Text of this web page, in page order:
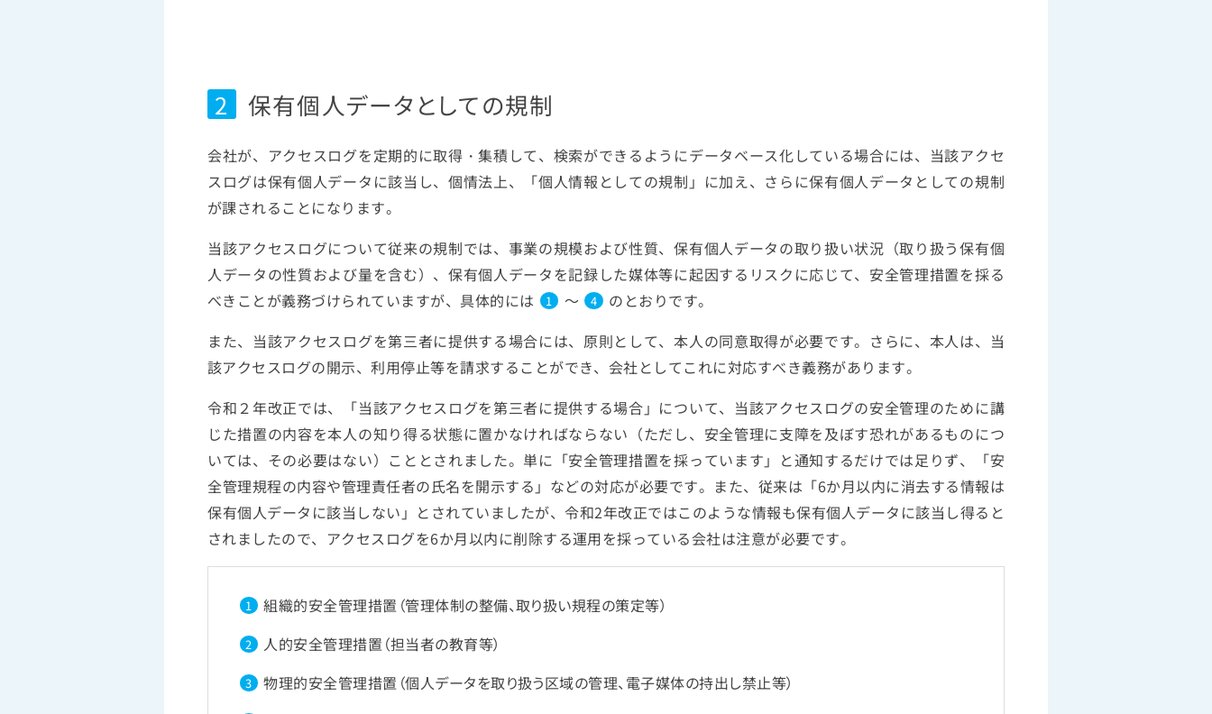
2 保有個人データとしての規制
会社が、アクセスログを定期的に取得・集積して、検索ができるようにデータベース化している場合には、当該アクセ
スログは保有個人データに該当し、個情法上、「個人情報としての規制」に加え、さらに保有個人データとしての規制
が課されることになります。
当該アクセスログについて従来の規制では、事業の規模および性質、保有個人データの取り扱い状況（取り扱う保有個
人データの性質および量を含む）、保有個人データを記録した媒体等に起因するリスクに応じて、安全管理措置を採る
べきことが義務づけられていますが、具体的には
1 ～ 4
のとおりです。
また、当該アクセスログを第三者に提供する場合には、原則として、本人の同意取得が必要です。さらに、本人は、当
該アクセスログの開示、利用停止等を請求することができ、会社としてこれに対応すべき義務があります。
令和２年改正では、「当該アクセスログを第三者に提供する場合」について、当該アクセスログの安全管理のために講
じた措置の内容を本人の知り得る状態に置かなければならない（ただし、安全管理に支障を及ぼす恐れがあるものにつ
いては、その必要はない）こととされました。単に「安全管理措置を採っています」と通知するだけでは足りず、「安
全管理規程の内容や管理責任者の氏名を開示する」などの対応が必要です。また、従来は「6か月以内に消去する情報は
保有個人データに該当しない」とされていましたが、令和2年改正ではこのような情報も保有個人データに該当し得ると
されましたので、アクセスログを6か月以内に削除する運用を採っている会社は注意が必要です。
1 組織的安全管理措置（管理体制の整備、取り扱い規程の策定等）
2 人的安全管理措置（担当者の教育等）
3 物理的安全管理措置（個人データを取り扱う区域の管理、電子媒体の持出し禁止等）